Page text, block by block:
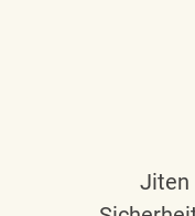
Jiten